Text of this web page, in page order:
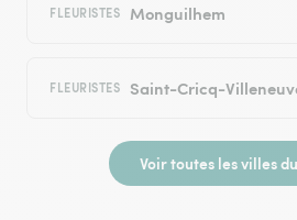
FLEURISTES Monguilhem
FLEURISTES Saint-Cricq-
Voir toutes les villes